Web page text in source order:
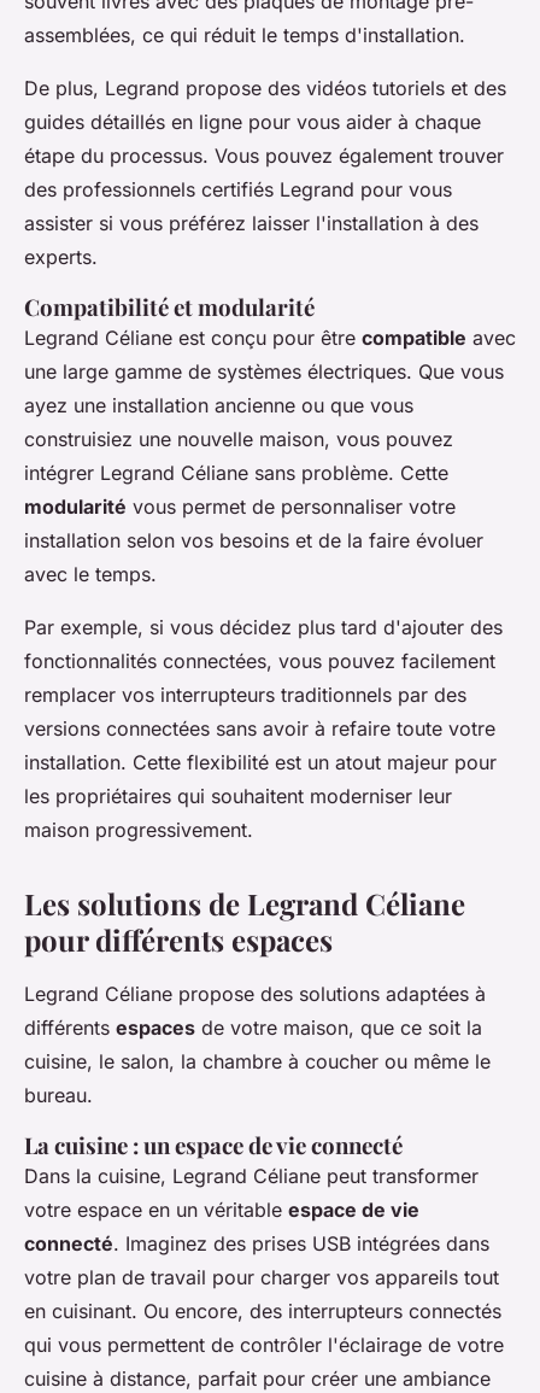
assemblées, ce qui réduit le temps d'installation.
De plus, Legrand propose des vidéos tutoriels et des
guides détaillés en ligne pour vous aider à chaque
étape du processus. Vous pouvez également trouver
des professionnels certifiés Legrand pour vous
assister si vous préférez laisser l'installation à des
experts.
Compatibilité et modularité
Legrand Céliane est conçu pour être compatible avec
une large gamme de systèmes électriques. Que vous
ayez une installation ancienne ou que vous
construisiez une nouvelle maison, vous pouvez
intégrer Legrand Céliane sans problème. Cette
modularité vous permet de personnaliser votre
installation selon vos besoins et de la faire évoluer
avec le temps.
Par exemple, si vous décidez plus tard d'ajouter des
fonctionnalités connectées, vous pouvez facilement
remplacer vos interrupteurs traditionnels par des
versions connectées sans avoir à refaire toute votre
installation. Cette flexibilité est un atout majeur pour
les propriétaires qui souhaitent moderniser leur
maison progressivement.
Les solutions de Legrand Céliane
pour différents espaces
Legrand Céliane propose des solutions adaptées à
différents espaces de votre maison, que ce soit la
cuisine, le salon, la chambre à coucher ou même le
bureau.
La cuisine : un espace de vie connecté
Dans la cuisine, Legrand Céliane peut transformer
votre espace en un véritable espace de vie
connecté. Imaginez des prises USB intégrées dans
votre plan de travail pour charger vos appareils tout
en cuisinant. Ou encore, des interrupteurs connectés
qui vous permettent de contrôler l'éclairage de votre
cuisine à distance, parfait pour créer une ambiance